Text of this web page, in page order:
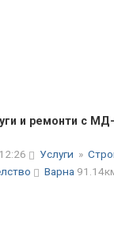
и ремонти с
Услуги »
Варна